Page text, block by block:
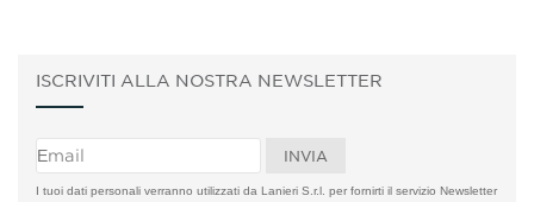
ISCRIVITI ALLA NOSTRA NEWSLETTER
I tuoi dati personali verranno utilizzati da Lanieri S.r.l. per fornirti il servizio Newsletter